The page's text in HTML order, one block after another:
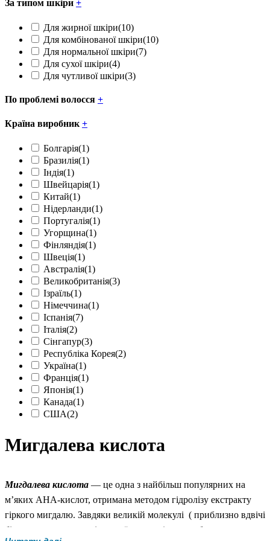
За типом шкіри +
Для жирної шкіри(10)
Для комбінованої шкіри(10)
Для нормальної шкіри(7)
Для сухої шкіри(4)
Для чутливої шкіри(3)
По проблемі волосся +
Країна виробник +
Болгарія(1)
Бразилія(1)
Індія(1)
Швейцарія(1)
Китай(1)
Нідерланди(1)
Португалія(1)
Угорщина(1)
Фінляндія(1)
Швеція(1)
Австралія(1)
Великобританія(3)
Ізраїль(1)
Німеччина(1)
Іспанія(7)
Італія(2)
Сінгапур(3)
Республіка Корея(2)
Україна(1)
Франція(1)
Японія(1)
Канада(1)
США(2)
Мигдалева кислота
Мигдалева кислота — це одна з найбільш популярних на
м’яких AHA-кислот, отримана методом гідролізу екстракту
гіркого мигдалю. Завдяки великій молекулі ( приблизно вдвічі
більша за молекулу гліколевої кислоти) вона забезпечує